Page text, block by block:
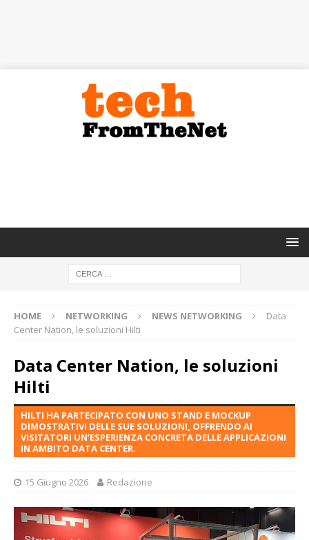
HOME NETWORKING NEWS NETWORKING
Data
Center Nation, le soluzioni Hilti
Data Center Nation, le soluzioni
Hilti
HILTI HA PARTECIPATO CON UNO STAND E MOCKUP
DIMOSTRATIVI DELLE SUE SOLUZIONI, OFFRENDO AI
VISITATORI UN’ESPERIENZA CONCRETA DELLE APPLICAZIONI
IN AMBITO DATA CENTER.
15 Giugno 2026 Redazione